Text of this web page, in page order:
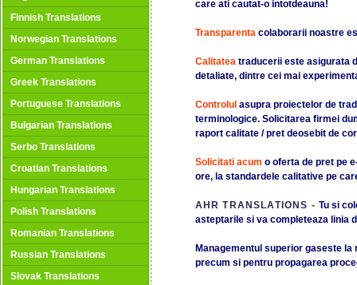
Finnish Translations
Norwegian Translations
German Translations
Greek Translations
Portuguese Translations
Bulgarian Translations
Serbo Translations
Croatian Translations
Hungarian Translations
Polish Translations
Romanian Translations
Russian Translations
Slovak Translations
care ati cautat-o intotdeauna!
Transparentacolaborarii noastre
Calitateatraducerii este asigurata
detaliate, dintre cei mai
Controlul asupra proiectelor de
terminologice. Solicitarea firmei
raport calitate / pret deosebit de
Solicitati acum o oferta de pret pe
ore, la standardele calitative pe
AHR TRANSLATIONS -Tu si
asteptarile si va completeaza linia
Managementul superior gaseste
precum si pentru propagarea